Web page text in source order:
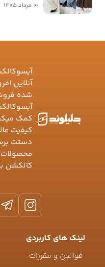
10 مرداد 1405
آنلاین
شده
کمک
کیفیت
دستت
کالکشن
لینک های کاربردی
قوانین و مقررات